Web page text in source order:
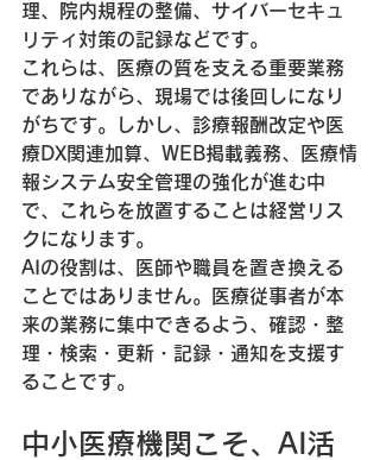
理、院内規程の整備、サイバーセキュ
リティ対策の記録などです。
これらは、医療の質を支える重要業務
でありながら、現場では後回しになり
がちです。しかし、診療報酬改定や医
療DX関連加算、WEB掲載義務、医療情
報システム安全管理の強化が進む中
で、これらを放置することは経営リス
クになります。
AIの役割は、医師や職員を置き換える
ことではありません。医療従事者が本
来の業務に集中できるよう、確認・整
理・検索・更新・記録・通知を支援す
ることです。
中小医療機関こそ、AI活